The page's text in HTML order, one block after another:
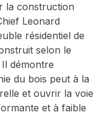
la construction
Leonard
résidentiel de
selon le
démontre
du bois peut à la
et ouvrir la voie
et à faible